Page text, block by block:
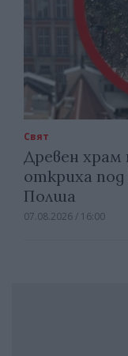
Свят
Древен храм
откриха под
Полша
07.08.2026 / 16:00